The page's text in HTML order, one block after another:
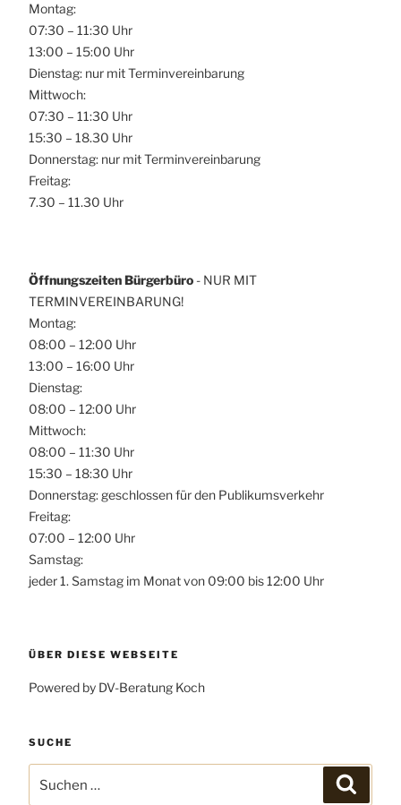
Montag:
07:30 – 11:30 Uhr
13:00 – 15:00 Uhr
Dienstag: nur mit Terminvereinbarung
Mittwoch:
07:30 – 11:30 Uhr
15:30 – 18.30 Uhr
Donnerstag: nur mit Terminvereinbarung
Freitag:
7.30 – 11.30 Uhr
Öffnungszeiten Bürgerbüro - NUR MIT
TERMINVEREINBARUNG!
Montag:
08:00 – 12:00 Uhr
13:00 – 16:00 Uhr
Dienstag:
08:00 – 12:00 Uhr
Mittwoch:
08:00 – 11:30 Uhr
15:30 – 18:30 Uhr
Donnerstag: geschlossen für den Publikumsverkehr
Freitag:
07:00 – 12:00 Uhr
Samstag:
jeder 1. Samstag im Monat von 09:00 bis 12:00 Uhr
ÜBER DIESE WEBSEITE
Powered by DV-Beratung Koch
SUCHE
nach: